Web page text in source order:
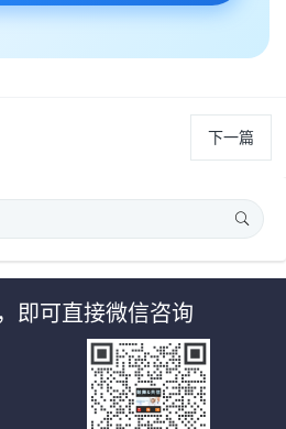
下一篇
即可直接微信咨询